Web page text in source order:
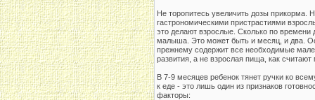
Не торопитесь увеличить дозы прикорма.
гастрономическими пристрастиями
это делают взрослые. Сколько по времени
малыша. Это может быть и месяц, и два.
прежнему содержит все необходимые
развития, а не взрослая пища, как считают
В 7-9 месяцев ребенок тянет ручки ко
к еде - это лишь один из признаков
факторы: